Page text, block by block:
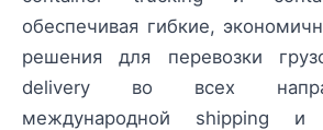
обеспечивая гибкие,
решения для перевозки
delivery во всех
международной shipping и